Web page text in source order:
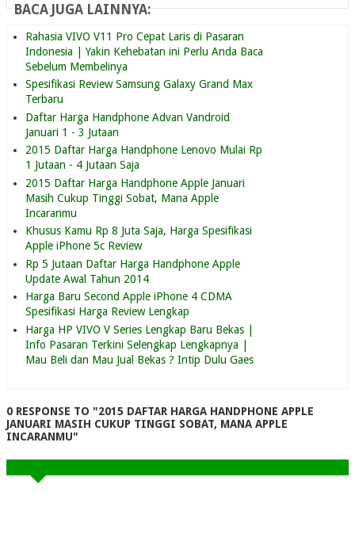
BACA JUGA LAINNYA:
Rahasia VIVO V11 Pro Cepat Laris di Pasaran
Indonesia | Yakin Kehebatan ini Perlu Anda Baca
Sebelum Membelinya
Spesifikasi Review Samsung Galaxy Grand Max
Terbaru
Daftar Harga Handphone Advan Vandroid
Januari 1 - 3 Jutaan
2015 Daftar Harga Handphone Lenovo Mulai Rp
1 Jutaan - 4 Jutaan Saja
2015 Daftar Harga Handphone Apple Januari
Masih Cukup Tinggi Sobat, Mana Apple
Incaranmu
Khusus Kamu Rp 8 Juta Saja, Harga Spesifikasi
Apple iPhone 5c Review
Rp 5 Jutaan Daftar Harga Handphone Apple
Update Awal Tahun 2014
Harga Baru Second Apple iPhone 4 CDMA
Spesifikasi Harga Review Lengkap
Harga HP VIVO V Series Lengkap Baru Bekas |
Info Pasaran Terkini Selengkap Lengkapnya |
Mau Beli dan Mau Jual Bekas ? Intip Dulu Gaes
0 RESPONSE TO "2015 DAFTAR HARGA HANDPHONE APPLE
JANUARI MASIH CUKUP TINGGI SOBAT, MANA APPLE
INCARANMU"